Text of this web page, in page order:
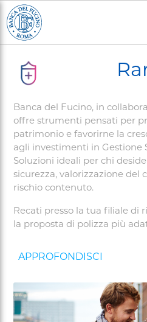
Salta
al
contenuto
Briciole
pane
Banca del Fucino, in
offre strumenti pensati per
patrimonio e favorirne la
agli investimenti in Gestione
Soluzioni ideali per chi
sicurezza, valorizzazione del
rischio contenuto.
Recati presso la tua filiale di
la proposta di polizza più